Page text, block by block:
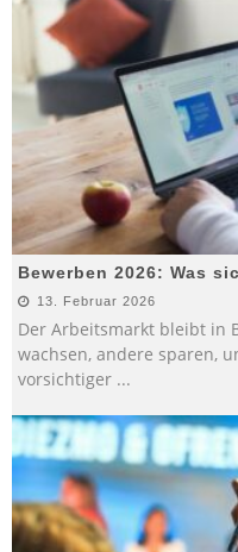
Bewerben 2026: Was
13. Februar 2026
Der Arbeitsmarkt bleibt in
wachsen, andere sparen,
vorsichtiger ...